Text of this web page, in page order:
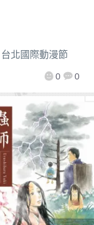
0 0
台北國際動漫節